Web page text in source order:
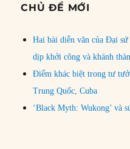
CHỦ ĐỀ MỚI
Hai bài diễn văn của Đại
dịp khởi công và khánh
Điểm khác biệt trong tư
Trung Quốc, Cuba
‘Black Myth: Wukong’ và